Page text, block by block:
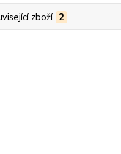
zboží 2